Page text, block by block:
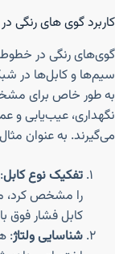
کاربرد گوی های
گوی‌های رنگی در
سیم‌ها و کابل‌ها در
به طور خاص برای
نگهداری، عیب‌یابی و
می‌گیرند. به عنوان
تفکیک نوع کابل
را مشخص کرد،
کابل فشار فوق
شناسایی ولتاژ: